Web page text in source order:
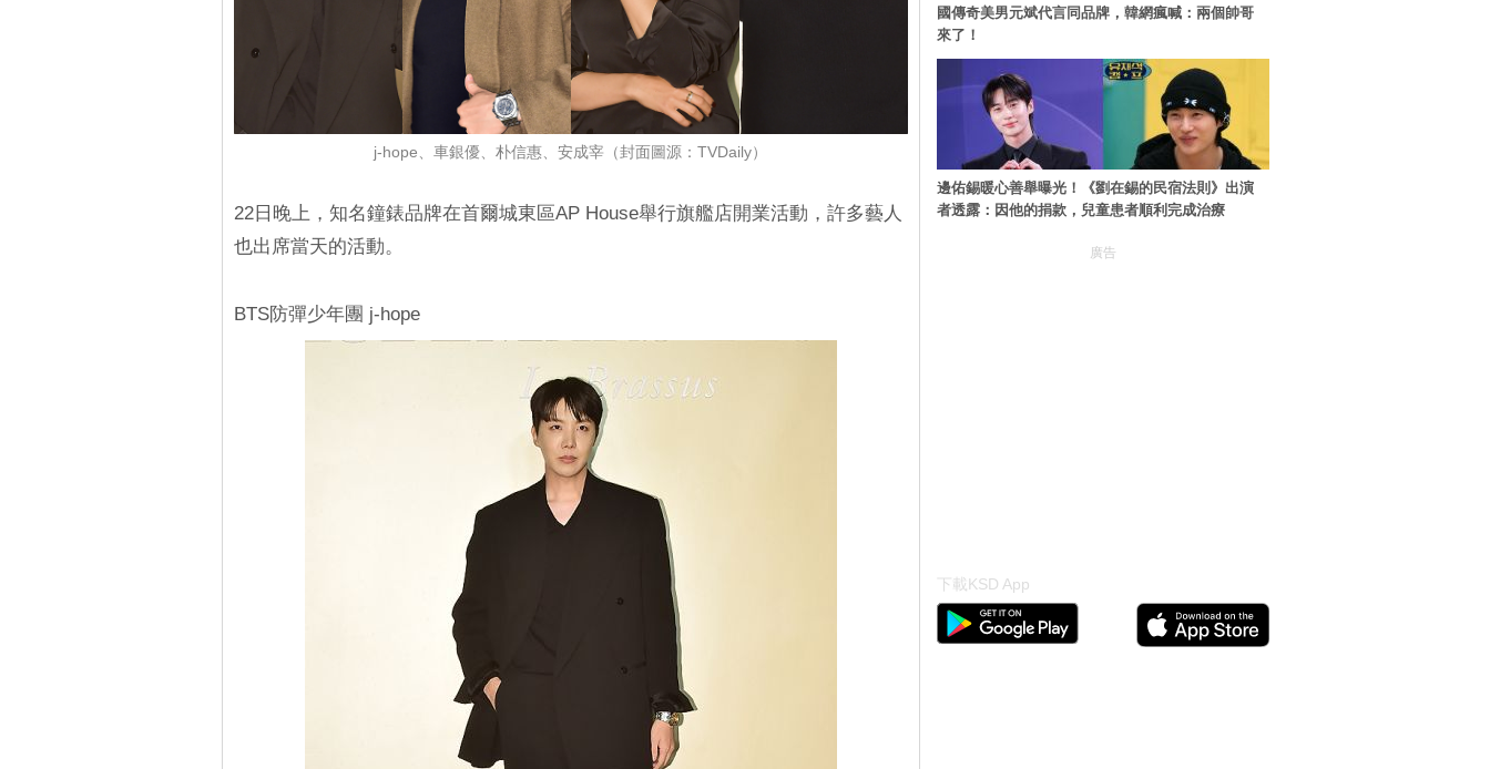
j-hope、車銀優、朴信惠、安成宰（封面圖源：TVDaily）
22日晚上，知名鐘錶品牌在首爾城東區AP House舉行旗艦店開業活動，許多藝人
也出席當天的活動。
BTS防彈少年團 j-hope
國傳奇美男元斌代言同品牌，韓網瘋喊：兩個帥哥
來了！
邊佑錫暖心善舉曝光！《劉在錫的民宿法則》出演
者透露：因他的捐款，兒童患者順利完成治療
廣告
下載KSD App